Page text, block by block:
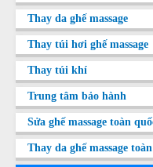
Thay da ghế massage
Thay túi hơi ghế massage
Thay túi khí
Trung tâm bảo hành
Sửa ghế massage toàn
Thay da ghế massage